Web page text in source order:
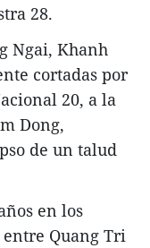
28.
Ngai, Khanh
cortadas por
20, a la
Dong,
de un talud
en los
Quang Tri